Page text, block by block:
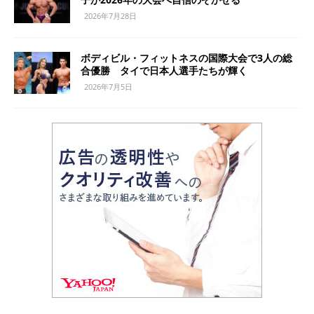
2026年7月28日
ボディビル・フィットネスの国際大会で3人の総
合優勝 タイで日本人選手たちが輝く
2026年7月5日